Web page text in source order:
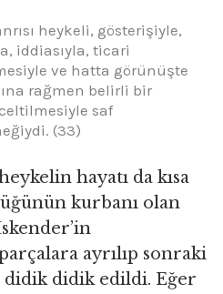
heykeli, gösterişiyle,
iddiasıyla, ticari
ve hatta görünüşte
rağmen belirli bir
saf
(33)
hayatı da kısa
kurbanı olan
ayrılıp sonraki
didik edildi. Eğer